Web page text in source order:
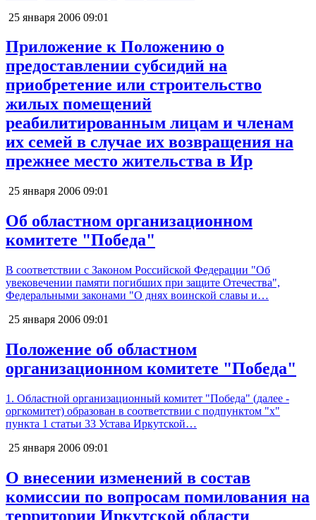
25 января 2006 09:01
Приложение к Положению о
предоставлении субсидий на
приобретение или строительство
жилых помещений
реабилитированным лицам и членам
их семей в случае их возвращения на
прежнее место жительства в Ир
25 января 2006 09:01
Об областном организационном
комитете "Победа"
В соответствии с Законом Российской Федерации "Об
увековечении памяти погибших при защите Отечества",
Федеральными законами "О днях воинской славы и…
25 января 2006 09:01
Положение об областном
организационном комитете "Победа"
1. Областной организационный комитет "Победа" (далее -
оргкомитет) образован в соответствии с подпунктом "х"
пункта 1 статьи 33 Устава Иркутской…
25 января 2006 09:01
О внесении изменений в состав
комиссии по вопросам помилования на
территории Иркутской области